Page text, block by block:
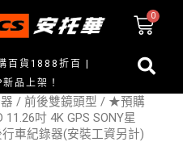
百貨1888折百 |
品上架！
/ 前後雙鏡頭型 / ★預購
吋 4K GPS SONY星
車紀錄器(安裝工資另計)